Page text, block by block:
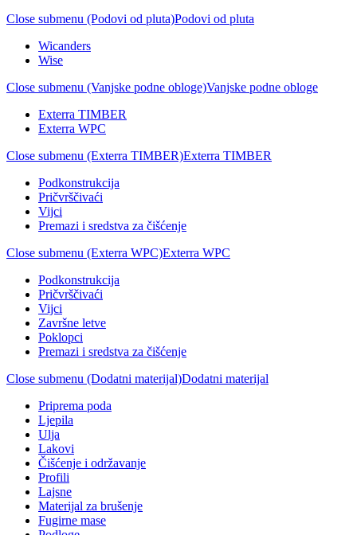
Close submenu (Podovi od pluta)Podovi od pluta
Wicanders
Wise
Close submenu (Vanjske podne obloge)Vanjske podne obloge
Exterra TIMBER
Exterra WPC
Close submenu (Exterra TIMBER)Exterra TIMBER
Podkonstrukcija
Pričvrščivaći
Vijci
Premazi i sredstva za čišćenje
Close submenu (Exterra WPC)Exterra WPC
Podkonstrukcija
Pričvrščivaći
Vijci
Završne letve
Poklopci
Premazi i sredstva za čišćenje
Close submenu (Dodatni materijal)Dodatni materijal
Priprema poda
Ljepila
Ulja
Lakovi
Čišćenje i održavanje
Profili
Lajsne
Materijal za brušenje
Fugirne mase